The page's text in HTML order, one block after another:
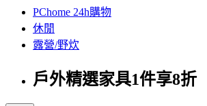
PChome 24h購物
休閒
露營/野炊
戶外精選家具1件享8折